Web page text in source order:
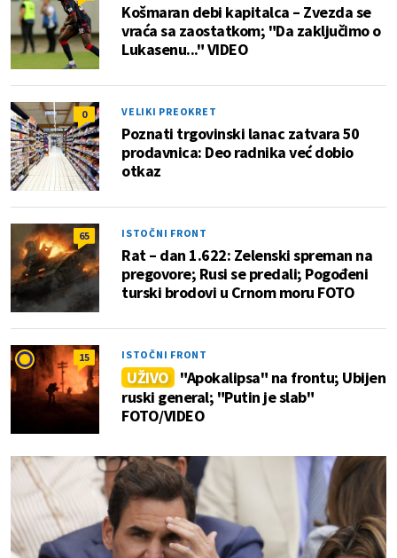
Košmaran debi kapitalca – Zvezda se
vraća sa zaostatkom; "Da zaključimo o
Lukasenu..." VIDEO
0 VELIKI PREOKRET
Poznati trgovinski lanac zatvara 50
prodavnica: Deo radnika već dobio
otkaz
65 ISTOČNI FRONT
Rat – dan 1.622: Zelenski spreman na
pregovore; Rusi se predali; Pogođeni
turski brodovi u Crnom moru FOTO
15 ISTOČNI FRONT
UŽIVO "Apokalipsa" na frontu; Ubijen
ruski general; "Putin je slab"
FOTO/VIDEO